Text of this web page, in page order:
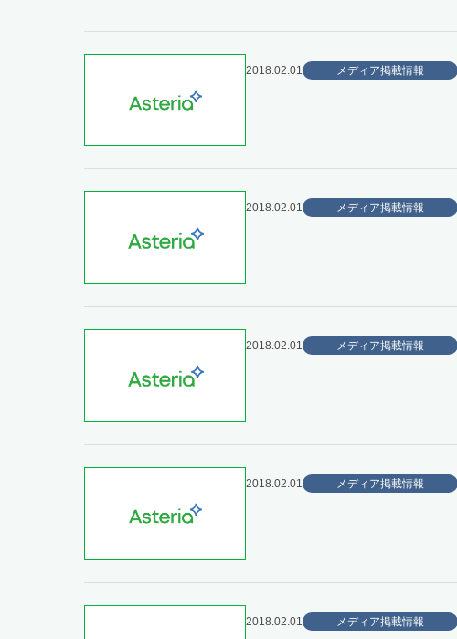
2018.02.01 メディア掲載情報
2018.02.01 メディア掲載情報
2018.02.01 メディア掲載情報
2018.02.01 メディア掲載情報
2018.02.01 メディア掲載情報